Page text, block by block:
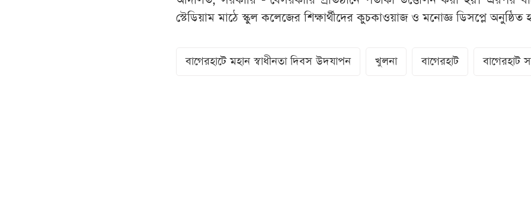
স্টেডিয়াম মাঠে স্কুল কলেজের শিক্ষার্থীদের কুচকাওয়াজ ও মনোজ্ঞ ডিসপ্লে অনুষ্ঠিত
বাগেরহাটে মহান স্বাধীনতা দিবস উদযাপন খুলনা বাগেরহাট বাগেরহাট